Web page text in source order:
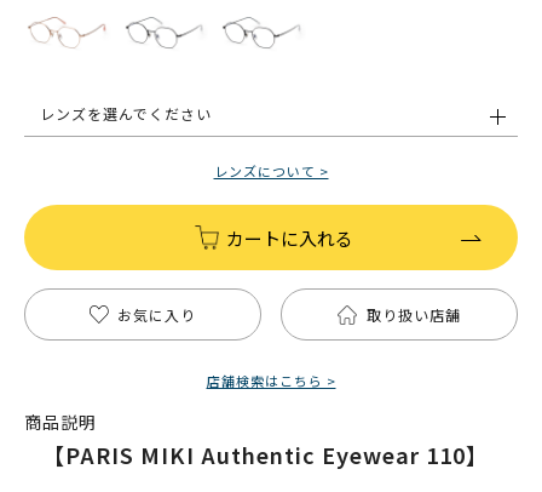
レンズを選んでください
レンズについて >
カートに入れる
お気に入り 取り扱い店舗
店舗検索はこちら >
商品説明
【PARIS MIKI Authentic Eyewear 110】